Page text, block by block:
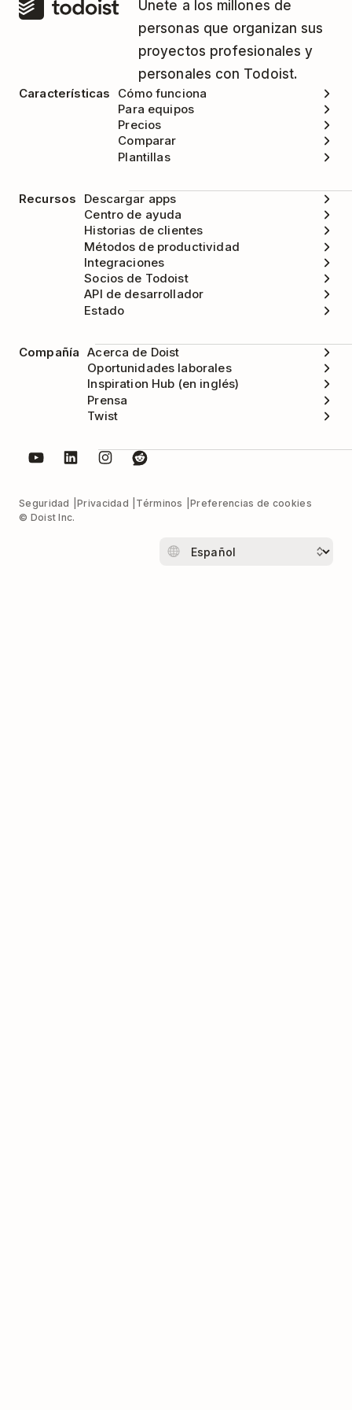
de esta responsabilidad, hemos implementado
un mensaje de advertencia que te alerta sobre
posibles resultados perjudiciales cuando nuestro
sistema reconoce una búsqueda dañina.
Únete a los millones de
personas que organizan sus
proyectos profesionales y
personales con Todoist.
Características
Cómo funciona
Para equipos
Precios
Comparar
Plantillas
Recursos
Descargar apps
Centro de ayuda
Historias de clientes
Métodos de productividad
Integraciones
Socios de Todoist
API de desarrollador
Estado
Compañía Acerca de Doist
Oportunidades laborales
Inspiration Hub (en inglés)
Prensa
Twist
Seguridad Privacidad Términos
Preferencias de cookies
© Doist Inc.